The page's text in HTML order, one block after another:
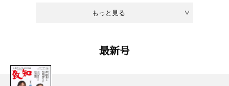
もっと見る
最新号